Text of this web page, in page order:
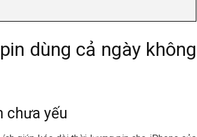
dùng cả ngày không
chưa yếu